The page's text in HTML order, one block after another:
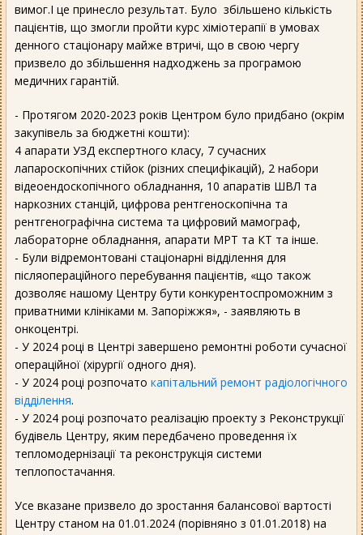
вимог.І це принесло результат. Було збільшено кількість
пацієнтів, що змогли пройти курс хіміотерапії в умовах
денного стаціонару майже втричі, що в свою чергу
призвело до збільшення надходжень за програмою
медичних гарантій.
- Протягом 2020-2023 років Центром було придбано (окрім
закупівель за бюджетні кошти):
4 апарати УЗД експертного класу, 7 сучасних
лапароскопічних стійок (різних специфікацій), 2 набори
відеоендоскопічного обладнання, 10 апаратів ШВЛ та
наркозних станцій, цифрова рентгеноскопічна та
рентгенографічна система та цифровий мамограф,
лабораторне обладнання, апарати МРТ та КТ та інше.
- Були відремонтовані стаціонарні відділення для
післяопераційного перебування пацієнтів, «що також
дозволяє нашому Центру бути конкурентоспроможним з
приватними клініками м. Запоріжжя», - заявляють в
онкоцентрі.
- У 2024 році в Центрі завершено ремонтні роботи сучасної
операційної (хірургії одного дня).
- У 2024 році розпочато капітальний ремонт радіологічного
відділення.
- У 2024 році розпочато реалізацію проекту з Реконструкції
будівель Центру, яким передбачено проведення їх
тепломодернізації та реконструкція системи
теплопостачання.
Усе вказане призвело до зростання балансової вартості
Центру станом на 01.01.2024 (порівняно з 01.01.2018) на